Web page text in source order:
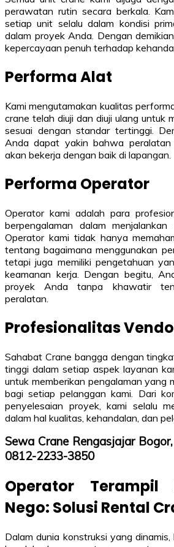
perawatan rutin secara berkala.
setiap unit selalu dalam kondisi
dalam proyek Anda. Dengan
kepercayaan penuh terhadap
Performa Alat
Kami mengutamakan kualitas
crane telah diuji dan diuji ulang untuk
sesuai dengan standar tertinggi.
Anda dapat yakin bahwa
akan bekerja dengan baik di lapangan.
Performa Operator
Operator kami adalah para
berpengalaman dalam
Operator kami tidak hanya
tentang bagaimana menggunakan
tetapi juga memiliki pengetahuan
keamanan kerja. Dengan begitu,
proyek Anda tanpa khawatir
peralatan.
Profesionalitas
Sahabat Crane bangga dengan
tinggi dalam setiap aspek layanan
untuk memberikan pengalaman yang
bagi setiap pelanggan kami. Dari
penyelesaian proyek, kami selalu
dalam hal kualitas, kehandalan, dan
Sewa Crane Rengasjajar
0812-2233-3850
Operator Terampil
Nego: Solusi Rental
Dalam dunia konstruksi yang